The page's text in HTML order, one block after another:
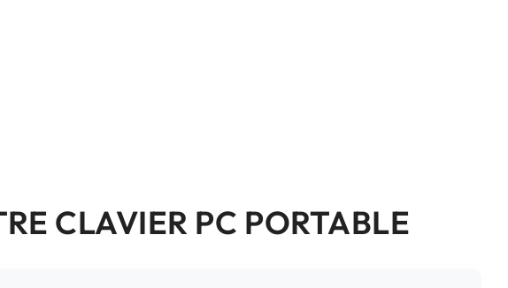
CLAVIER PC PORTABLE